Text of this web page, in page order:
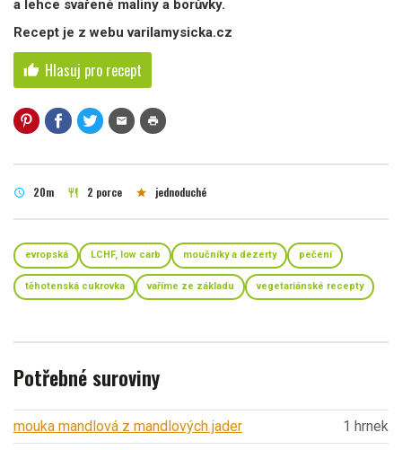
a lehce svařené maliny a borůvky.
Recept je z webu varilamysicka.cz
thumb_up Hlasuj pro recept
mail print
schedule 20m restaurant 2 porce star jednoduché
evropská LCHF, low carb moučníky a dezerty pečení
těhotenská cukrovka vaříme ze základu vegetariánské recepty
Potřebné suroviny
mouka mandlová z mandlových jader
1 hrnek